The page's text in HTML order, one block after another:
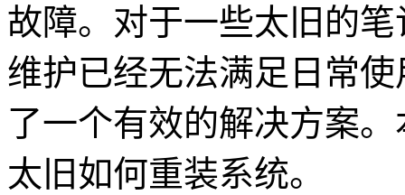
故障。对于一些太旧的
维护已经无法满足日常
了一个有效的解决方案
太旧如何重装系统。